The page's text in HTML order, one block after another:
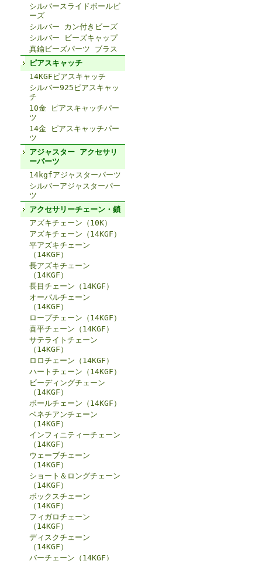
シルバースライドボールビ
ーズ
シルバー カン付きビーズ
シルバー ビーズキャップ
真鍮ビーズパーツ ブラス
ピアスキャッチ
14KGFピアスキャッチ
シルバー925ピアスキャッ
チ
10金 ピアスキャッチパー
ツ
14金 ピアスキャッチパー
ツ
アジャスター アクセサリ
ーパーツ
14kgfアジャスターパーツ
シルバーアジャスターパー
ツ
アクセサリーチェーン・鎖
アズキチェーン（10K）
アズキチェーン（14KGF）
平アズキチェーン
（14KGF）
長アズキチェーン
（14KGF）
長目チェーン（14KGF）
オーバルチェーン
（14KGF）
ロープチェーン（14KGF）
喜平チェーン（14KGF）
サテライトチェーン
（14KGF）
ロロチェーン（14KGF）
ハートチェーン（14KGF）
ビーディングチェーン
（14KGF）
ボールチェーン（14KGF）
ベネチアンチェーン
（14KGF）
インフィニティーチェーン
（14KGF）
ウェーブチェーン
（14KGF）
ショート＆ロングチェーン
（14KGF）
ボックスチェーン
（14KGF）
フィガロチェーン
（14KGF）
ディスクチェーン
（14KGF）
バーチェーン（14KGF）